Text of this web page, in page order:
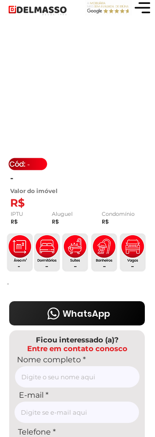
-
Valor do imóvel
R$
-
IPTU
R$
Aluguel Condomínio
R$ R$
-
-
- - -
-
WhatsApp
Ficou interessado (a)?
Entre em contato conosco
Nome completo
E-mail
Telefone